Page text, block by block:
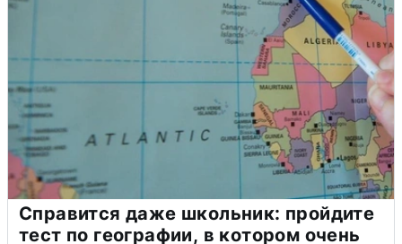
Справится даже школьник: пройдите
тест по географии, в котором очень